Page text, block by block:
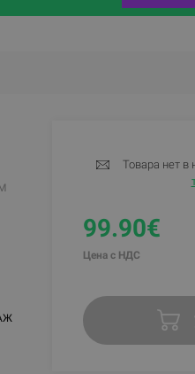
Товара нет в
99.90€
Цена с НДС